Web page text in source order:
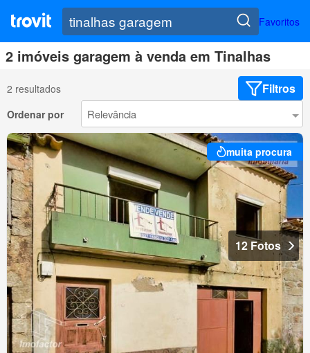
Favoritos
2 imóveis garagem à venda em Tinalhas
2 resultados Filtros
Ordenar por
muita procura
12 Fotos